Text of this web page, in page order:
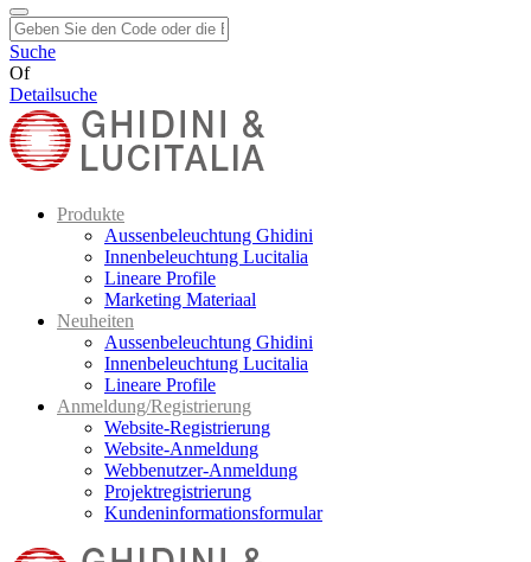
Suche
Of
Detailsuche
Produkte
Aussenbeleuchtung Ghidini
Innenbeleuchtung Lucitalia
Lineare Profile
Marketing Materiaal
Neuheiten
Aussenbeleuchtung Ghidini
Innenbeleuchtung Lucitalia
Lineare Profile
Anmeldung/Registrierung
Website-Registrierung
Website-Anmeldung
Webbenutzer-Anmeldung
Projektregistrierung
Kundeninformationsformular